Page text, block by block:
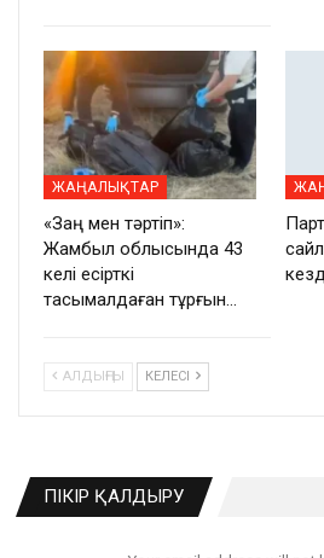
ЖАҢАЛЫҚТАР
«Заң мен тәртіп»:
Жамбыл облысында 43
келі есірткі
тасымалдаған тұрғын…
АЛДЫҢҒЫ КЕЛЕСІ
ПІКІР ҚАЛДЫРУ